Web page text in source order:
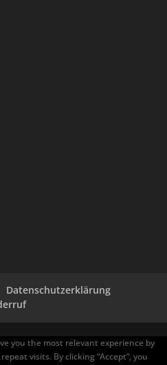
Datenschutzerklärung
you the most relevant experience by
visits. By clicking “Accept”, you